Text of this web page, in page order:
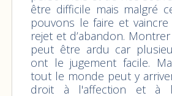
être difficile mais malgré
pouvons le faire et
rejet et d’abandon.
peut être ardu car
ont le jugement facile.
tout le monde peut y
droit à l'affection et à